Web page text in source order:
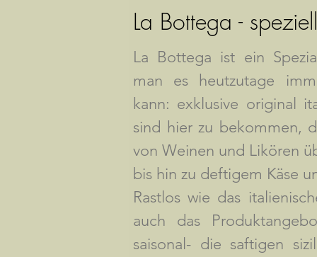
La Bottega ist ein
man es heutzutage
kann: exklusive original
sind hier zu bekommen,
von Weinen und Likören
bis hin zu deftigem Käse
Rastlos wie das
auch das
saisonal- die saftigen